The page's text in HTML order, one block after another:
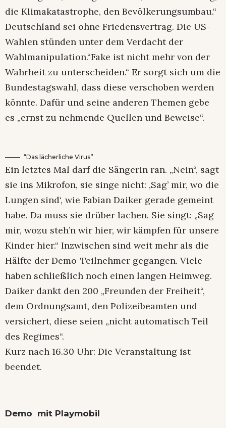
die Klimakatastrophe, den Bevölkerungsumbau.“
Deutschland sei ohne Friedensvertrag. Die US-
Wahlen stünden unter dem Verdacht der
Wahlmanipulation.“Fake ist nicht mehr von der
Wahrheit zu unterscheiden.“ Er sorgt sich um die
Bundestagswahl, dass diese verschoben werden
könnte. Dafür und seine anderen Themen gebe
es „ernst zu nehmende Quellen und Beweise“.
“Das lächerliche Virus”
Ein letztes Mal darf die Sängerin ran. „Nein“, sagt
sie ins Mikrofon, sie singe nicht: ‚Sag’ mir, wo die
Lungen sind‘, wie Fabian Daiker gerade gemeint
habe. Da muss sie drüber lachen. Sie singt: „Sag
mir, wozu steh’n wir hier, wir kämpfen für unsere
Kinder hier.“ Inzwischen sind weit mehr als die
Hälfte der Demo-Teilnehmer gegangen. Viele
haben schließlich noch einen langen Heimweg.
Daiker dankt den 200 „Freunden der Freiheit“,
dem Ordnungsamt, den Polizeibeamten und
versichert, diese seien „nicht automatisch Teil
des Regimes“.
Kurz nach 16.30 Uhr: Die Veranstaltung ist
beendet.
Demo mit Playmobil